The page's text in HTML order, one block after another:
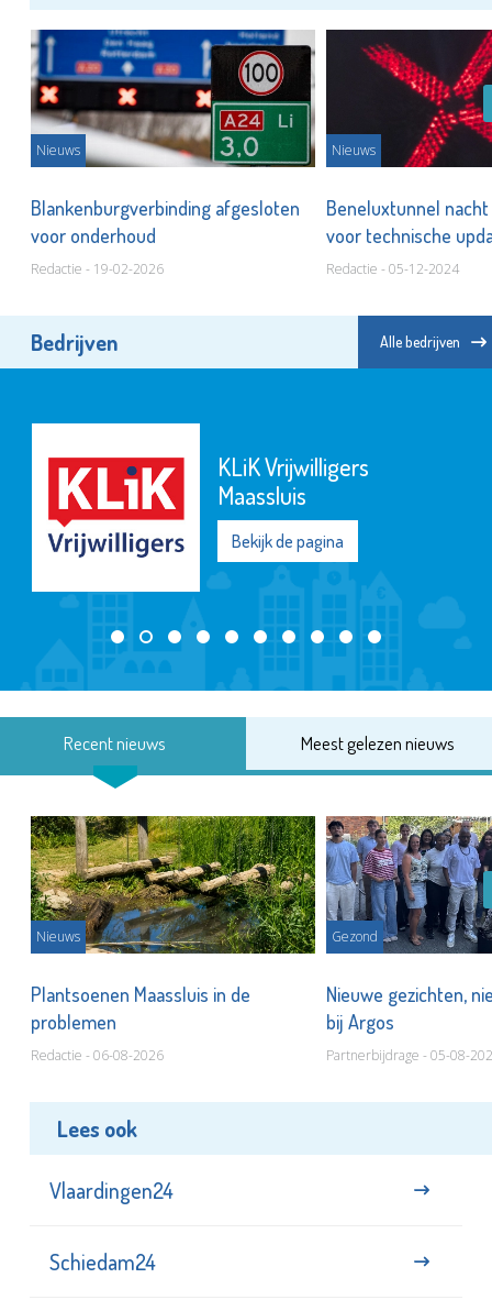
Nieuws
Blankenburgverbinding afgesloten
voor onderhoud
Redactie - 19-02-2026
Nieuws
Beneluxtunnel
voor technische
Redactie - 05-12-2024
Bedrijven Alle bedrijven
KLiK Vrijwilligers
Maassluis
Bekijk de pagina
Recent nieuws Meest gelezen nieuws
Nieuws
Plantsoenen Maassluis in de
problemen
Redactie - 06-08-2026
Gezond
Nieuwe gezichten,
bij Argos
Partnerbijdrage - 05-08-
Lees ook
Vlaardingen24
Schiedam24